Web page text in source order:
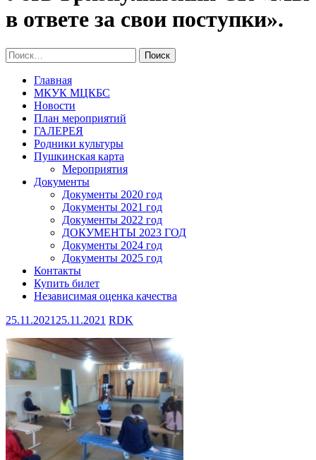
в ответе за свои поступки».
Найти:
Главная
МКУК МЦКБС
Новости
План мероприятий
ГАЛЕРЕЯ
Родники культуры
Пушкинская карта
Мероприятия
Документы
Документы 2020 год
Документы 2021 год
Документы 2022 год
ДОКУМЕНТЫ 2023 ГОД
Документы 2024 год
Документы 2025 год
Контакты
Купить билет
Независимая оценка качества
25.11.2021 25.11.2021 RDK